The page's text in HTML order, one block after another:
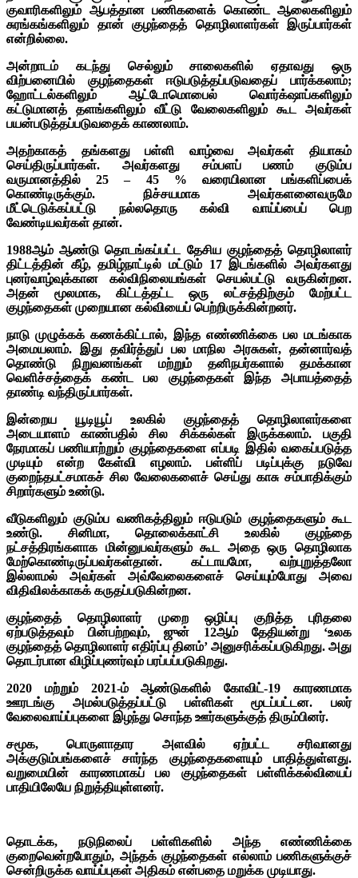
குவாரிகளிலும் ஆபத்தான பணிகளைக் கொண்ட ஆலைகளிலும்
சுரங்கங்களிலும் தான் குழந்தைத் தொழிலாளர்கள் இருப்பார்கள்
என்றில்லை.
அன்றாடம் கடந்து செல்லும் சாலைகளில் ஏதாவது ஒரு
விற்பனையில் குழந்தைகள் ஈடுபடுத்தப்படுவதைப் பார்க்கலாம்;
ஹோட்டல்களிலும் ஆட்டோமொபைல் வொர்க்‌ஷாப்களிலும்
கட்டுமானத் தளங்களிலும் வீட்டு வேலைகளிலும் கூட அவர்கள்
பயன்படுத்தப்படுவதைக் காணலாம்.
அதற்காகத் தங்களது பள்ளி வாழ்வை அவர்கள் தியாகம்
செய்திருப்பார்கள். அவர்களது சம்பளப் பணம் குடும்ப
வருமானத்தில் 25 – 45 % வரையிலான பங்களிப்பைக்
கொண்டிருக்கும். நிச்சயமாக அவர்களனைவருமே
மீட்டெடுக்கப்பட்டு நல்லதொரு கல்வி வாய்ப்பைப் பெற
வேண்டியவர்கள் தான்.
1988ஆம் ஆண்டு தொடங்கப்பட்ட தேசிய குழந்தைத் தொழிலாளர்
திட்டத்தின் கீழ், தமிழ்நாட்டில் மட்டும் 17 இடங்களில் அவர்களது
புனர்வாழ்வுக்கான கல்விநிலையங்கள் செயல்பட்டு வருகின்றன.
அதன் மூலமாக, கிட்டத்தட்ட ஒரு லட்சத்திற்கும் மேற்பட்ட
குழந்தைகள் முறையான கல்வியைப் பெற்றிருக்கின்றனர்.
நாடு முழுக்கக் கணக்கிட்டால், இந்த எண்ணிக்கை பல மடங்காக
அமையலாம். இது தவிர்த்துப் பல மாநில அரசுகள், தன்னார்வத்
தொண்டு நிறுவனங்கள் மற்றும் தனிநபர்களால் தமக்கான
வெளிச்சத்தைக் கண்ட பல குழந்தைகள் இந்த அபாயத்தைத்
தாண்டி வந்திருப்பார்கள்.
இன்றைய யூடியூப் உலகில் குழந்தைத் தொழிலாளர்களை
அடையாளம் காண்பதில் சில சிக்கல்கள் இருக்கலாம். பகுதி
நேரமாகப் பணியாற்றும் குழந்தைகளை எப்படி இதில் வகைப்படுத்த
முடியும் என்ற கேள்வி எழலாம். பள்ளிப் படிப்புக்கு நடுவே
குறைந்தபட்சமாகச் சில வேலைகளைச் செய்து காசு சம்பாதிக்கும்
சிறார்களும் உண்டு.
வீடுகளிலும் குடும்ப வணிகத்திலும் ஈடுபடும் குழந்தைகளும் கூட
உண்டு. சினிமா, தொலைக்காட்சி உலகில் குழந்தை
நட்சத்திரங்களாக மின்னுபவர்களும் கூட அதை ஒரு தொழிலாக
மேற்கொண்டிருப்பவர்கள்தான். கட்டாயமோ, வற்புறுத்தலோ
இல்லாமல் அவர்கள் அவ்வேலைகளைச் செய்யும்போது அவை
விதிவிலக்காகக் கருதப்படுகின்றன.
குழந்தைத் தொழிலாளர் முறை ஒழிப்பு குறித்த புரிதலை
ஏற்படுத்தவும் பின்பற்றவும், ஜுன் 12ஆம் தேதியன்று ‘உலக
குழந்தைத் தொழிலாளர் எதிர்ப்பு தினம்’ அனுசரிக்கப்படுகிறது. அது
தொடர்பான விழிப்புணர்வும் பரப்பப்படுகிறது.
2020 மற்றும் 2021-ம் ஆண்டுகளில் கோவிட்-19 காரணமாக
ஊரடங்கு அமல்படுத்தப்பட்டு பள்ளிகள் மூடப்பட்டன. பலர்
வேலைவாய்ப்புகளை இழந்து சொந்த ஊர்களுக்குத் திரும்பினர்.
சமூக, பொருளாதார அளவில் ஏற்பட்ட சரிவானது
அக்குடும்பங்களைச் சார்ந்த குழந்தைகளையும் பாதித்துள்ளது.
வறுமையின் காரணமாகப் பல குழந்தைகள் பள்ளிக்கல்வியைப்
பாதியிலேயே நிறுத்தியுள்ளனர்.
தொடக்க, நடுநிலைப் பள்ளிகளில் அந்த எண்ணிக்கை
குறைவென்றபோதும், அந்தக் குழந்தைகள் எல்லாம் பணிகளுக்குச்
சென்றிருக்க வாய்ப்புகள் அதிகம் என்பதை மறுக்க முடியாது.